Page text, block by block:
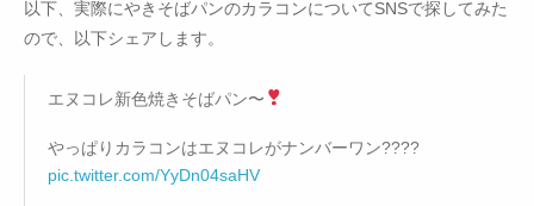
以下、実際にやきそばパンのカラコンについてSNSで探してみた
ので、以下シェアします。
エヌコレ新色焼きそばパン〜
やっぱりカラコンはエヌコレがナンバーワン????
pic.twitter.com/YyDn04saHV